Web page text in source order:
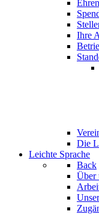
Ihre
Die
Leichte Sprache
Back
Über